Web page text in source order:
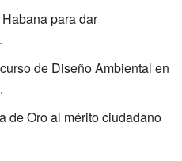
para dar
de Diseño Ambiental en
de Oro al mérito ciudadano